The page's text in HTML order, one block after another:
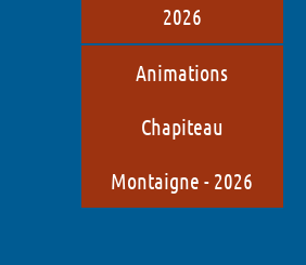
2026
Animations
Chapiteau
Montaigne - 2026